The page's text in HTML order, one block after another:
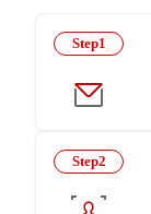
Step1
Step2